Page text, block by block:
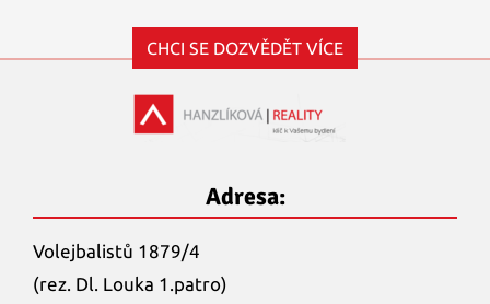
CHCI SE DOZVĚDĚT VÍCE
Adresa:
Volejbalistů 1879/4
(rez. Dl. Louka 1.patro)